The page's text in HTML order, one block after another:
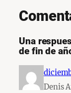
Una
de fin de
Denis